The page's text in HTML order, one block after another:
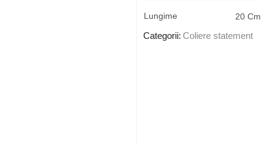
Lungime
20 Cm
Categorii: Coliere statement